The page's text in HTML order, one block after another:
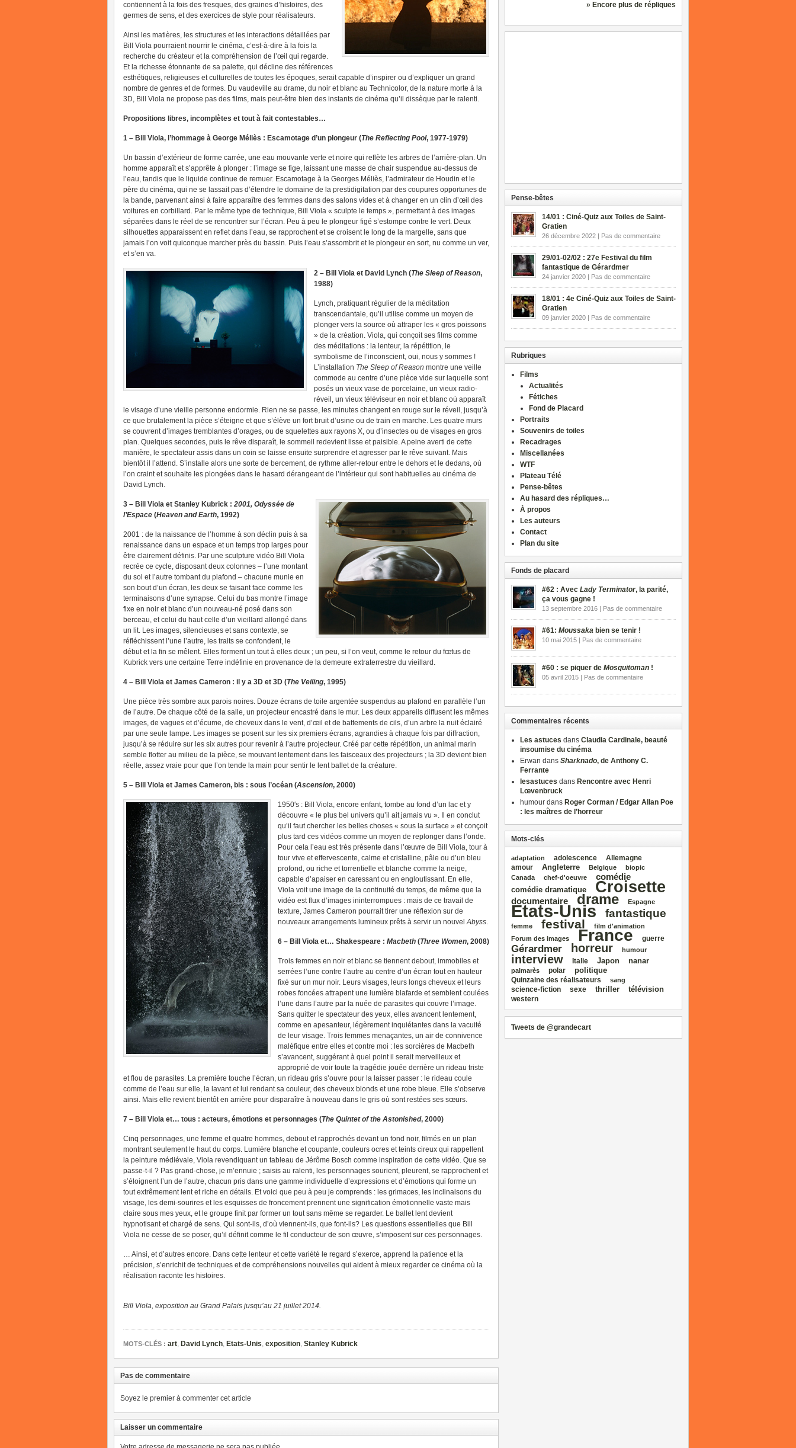
contiennent à la fois des fresques, des graines d’histoires, des
germes de sens, et des exercices de style pour réalisateurs.
Ainsi les matières, les structures et les interactions détaillées par
Bill Viola pourraient nourrir le cinéma, c’est-à-dire à la fois la
recherche du créateur et la compréhension de l’œil qui regarde.
Et la richesse étonnante de sa palette, qui décline des références
esthétiques, religieuses et culturelles de toutes les époques, serait capable d’inspirer ou d’expliquer un grand
nombre de genres et de formes. Du vaudeville au drame, du noir et blanc au Technicolor, de la nature morte à la
3D, Bill Viola ne propose pas des films, mais peut-être bien des instants de cinéma qu’il dissèque par le ralenti.
Propositions libres, incomplètes et tout à fait contestables…
1 – Bill Viola, l’hommage à George Méliès : Escamotage d’un plongeur (The Reflecting Pool, 1977-1979)
Un bassin d’extérieur de forme carrée, une eau mouvante verte et noire qui reflète les arbres de l’arrière-plan. Un
homme apparaît et s’apprête à plonger : l’image se fige, laissant une masse de chair suspendue au-dessus de
l’eau, tandis que le liquide continue de remuer. Escamotage à la Georges Méliès, l’admirateur de Houdin et le
père du cinéma, qui ne se lassait pas d’étendre le domaine de la prestidigitation par des coupures opportunes de
la bande, parvenant ainsi à faire apparaître des femmes dans des salons vides et à changer en un clin d’œil des
voitures en corbillard. Par le même type de technique, Bill Viola « sculpte le temps », permettant à des images
séparées dans le réel de se rencontrer sur l’écran. Peu à peu le plongeur figé s’estompe contre le vert. Deux
silhouettes apparaissent en reflet dans l’eau, se rapprochent et se croisent le long de la margelle, sans que
jamais l’on voit quiconque marcher près du bassin. Puis l’eau s’assombrit et le plongeur en sort, nu comme un ver,
et s’en va.
2 – Bill Viola et David Lynch (The Sleep of Reason,
1988)
Lynch, pratiquant régulier de la méditation
transcendantale, qu’il utilise comme un moyen de
plonger vers la source où attraper les « gros poissons
» de la création. Viola, qui conçoit ses films comme
des méditations : la lenteur, la répétition, le
symbolisme de l’inconscient, oui, nous y sommes !
L’installation The Sleep of Reason montre une veille
commode au centre d’une pièce vide sur laquelle sont
posés un vieux vase de porcelaine, un vieux radio-
réveil, un vieux téléviseur en noir et blanc où apparaît
le visage d’une vieille personne endormie. Rien ne se passe, les minutes changent en rouge sur le réveil, jusqu’à
ce que brutalement la pièce s’éteigne et que s’élève un fort bruit d’usine ou de train en marche. Les quatre murs
se couvrent d’images tremblantes d’orages, ou de squelettes aux rayons X, ou d’insectes ou de visages en gros
plan. Quelques secondes, puis le rêve disparaît, le sommeil redevient lisse et paisible. A peine averti de cette
manière, le spectateur assis dans un coin se laisse ensuite surprendre et agresser par le rêve suivant. Mais
bientôt il l’attend. S’installe alors une sorte de bercement, de rythme aller-retour entre le dehors et le dedans, où
l’on craint et souhaite les plongées dans le hasard dérangeant de l’intérieur qui sont habituelles au cinéma de
David Lynch.
3 – Bill Viola et Stanley Kubrick : 2001, Odyssée de
l’Espace (Heaven and Earth, 1992)
2001 : de la naissance de l’homme à son déclin puis à sa
renaissance dans un espace et un temps trop larges pour
être clairement définis. Par une sculpture vidéo Bill Viola
recrée ce cycle, disposant deux colonnes – l’une montant
du sol et l’autre tombant du plafond – chacune munie en
son bout d’un écran, les deux se faisant face comme les
terminaisons d’une synapse. Celui du bas montre l’image
fixe en noir et blanc d’un nouveau-né posé dans son
berceau, et celui du haut celle d’un vieillard allongé dans
un lit. Les images, silencieuses et sans contexte, se
réfléchissent l’une l’autre, les traits se confondent, le
début et la fin se mêlent. Elles forment un tout à elles deux ; un peu, si l’on veut, comme le retour du fœtus de
Kubrick vers une certaine Terre indéfinie en provenance de la demeure extraterrestre du vieillard.
4 – Bill Viola et James Cameron : il y a 3D et 3D (The Veiling, 1995)
Une pièce très sombre aux parois noires. Douze écrans de toile argentée suspendus au plafond en parallèle l’un
de l’autre. De chaque côté de la salle, un projecteur encastré dans le mur. Les deux appareils diffusent les mêmes
images, de vagues et d’écume, de cheveux dans le vent, d’œil et de battements de cils, d’un arbre la nuit éclairé
par une seule lampe. Les images se posent sur les six premiers écrans, agrandies à chaque fois par diffraction,
jusqu’à se réduire sur les six autres pour revenir à l’autre projecteur. Créé par cette répétition, un animal marin
semble flotter au milieu de la pièce, se mouvant lentement dans les faisceaux des projecteurs ; la 3D devient bien
réelle, assez vraie pour que l’on tende la main pour sentir le lent ballet de la créature.
5 – Bill Viola et James Cameron, bis : sous l’océan (Ascension, 2000)
1950′s : Bill Viola, encore enfant, tombe au fond d’un lac et y
découvre « le plus bel univers qu’il ait jamais vu ». Il en conclut
qu’il faut chercher les belles choses « sous la surface » et conçoit
plus tard ces vidéos comme un moyen de replonger dans l’onde.
Pour cela l’eau est très présente dans l’œuvre de Bill Viola, tour à
tour vive et effervescente, calme et cristalline, pâle ou d’un bleu
profond, ou riche et torrentielle et blanche comme la neige,
capable d’apaiser en caressant ou en engloutissant. En elle,
Viola voit une image de la continuité du temps, de même que la
vidéo est flux d’images ininterrompues : mais de ce travail de
texture, James Cameron pourrait tirer une réflexion sur de
nouveaux arrangements lumineux prêts à servir un nouvelAbyss.
6 – Bill Viola et… Shakespeare : Macbeth (Three Women, 2008)
Trois femmes en noir et blanc se tiennent debout, immobiles et
serrées l’une contre l’autre au centre d’un écran tout en hauteur
fixé sur un mur noir. Leurs visages, leurs longs cheveux et leurs
robes foncées attrapent une lumière blafarde et semblent coulées
l’une dans l’autre par la nuée de parasites qui couvre l’image.
Sans quitter le spectateur des yeux, elles avancent lentement,
comme en apesanteur, légèrement inquiétantes dans la vacuité
de leur visage. Trois femmes menaçantes, un air de connivence
maléfique entre elles et contre moi : les sorcières de Macbeth
s’avancent, suggérant à quel point il serait merveilleux et
approprié de voir toute la tragédie jouée derrière un rideau triste
et flou de parasites. La première touche l’écran, un rideau gris s’ouvre pour la laisser passer : le rideau coule
comme de l’eau sur elle, la lavant et lui rendant sa couleur, des cheveux blonds et une robe bleue. Elle s’observe
ainsi. Mais elle revient bientôt en arrière pour disparaître à nouveau dans le gris où sont restées ses sœurs.
7 – Bill Viola et… tous : acteurs, émotions et personnages (The Quintet of the Astonished, 2000)
Cinq personnages, une femme et quatre hommes, debout et rapprochés devant un fond noir, filmés en un plan
montrant seulement le haut du corps. Lumière blanche et coupante, couleurs ocres et teints cireux qui rappellent
la peinture médiévale, Viola revendiquant un tableau de Jérôme Bosch comme inspiration de cette vidéo. Que se
passe-t-il ? Pas grand-chose, je m’ennuie ; saisis au ralenti, les personnages sourient, pleurent, se rapprochent et
s’éloignent l’un de l’autre, chacun pris dans une gamme individuelle d’expressions et d’émotions qui forme un
tout extrêmement lent et riche en détails. Et voici que peu à peu je comprends : les grimaces, les inclinaisons du
visage, les demi-sourires et les esquisses de froncement prennent une signification émotionnelle vaste mais
claire sous mes yeux, et le groupe finit par former un tout sans même se regarder. Le ballet lent devient
hypnotisant et chargé de sens. Qui sont-ils, d’où viennent-ils, que font-ils? Les questions essentielles que Bill
Viola ne cesse de se poser, qu’il définit comme le fil conducteur de son œuvre, s’imposent sur ces personnages.
… Ainsi, et d’autres encore. Dans cette lenteur et cette variété le regard s’exerce, apprend la patience et la
précision, s’enrichit de techniques et de compréhensions nouvelles qui aident à mieux regarder ce cinéma où la
réalisation raconte les histoires.
Bill Viola, exposition au Grand Palais jusqu’au 21 juillet 2014.
MOTS-CLÉS : art, David Lynch, Etats-Unis, exposition, Stanley Kubrick
Pas de commentaire
Soyez le premier à commenter cet article
Laisser un commentaire
» Encore plus de répliques
Pense-bêtes
14/01 : Ciné-Quiz aux Toiles de Saint-
Gratien
26 décembre 2022 | Pas de commentaire
29/01-02/02 : 27e Festival du film
fantastique de Gérardmer
24 janvier 2020 | Pas de commentaire
18/01 : 4e Ciné-Quiz aux Toiles de Saint-
Gratien
09 janvier 2020 | Pas de commentaire
Rubriques
Films
Actualités
Fétiches
Fond de Placard
Portraits
Souvenirs de toiles
Recadrages
Miscellanées
WTF
Plateau Télé
Pense-bêtes
Au hasard des répliques…
À propos
Les auteurs
Contact
Plan du site
Fonds de placard
#62 : Avec Lady Terminator, la parité,
ça vous gagne !
13 septembre 2016 | Pas de commentaire
#61: Moussaka bien se tenir !
10 mai 2015 | Pas de commentaire
#60 : se piquer de Mosquitoman !
05 avril 2015 | Pas de commentaire
Commentaires récents
Les astuces dans Claudia Cardinale, beauté
insoumise du cinéma
Erwan dans Sharknado, de Anthony C.
Ferrante
lesastuces dans Rencontre avec Henri
Lœvenbruck
humour dans Roger Corman / Edgar Allan Poe
: les maîtres de l’horreur
Mots-clés
adaptation adolescence Allemagne
amour Angleterre Belgique
biopic
Canada
chef‑d'oeuvre comédie
comédie dramatique Croisette
documentaire drame Espagne
Etats‑Unis fantastique
femme festival
film d'animation
Forum des images
France guerre
Gérardmer horreur humour
interview Italie Japon nanar
palmarès polar politique
Quinzaine des réalisateurs sang
science‑fiction sexe thriller télévision
western
Tweets de @grandecart